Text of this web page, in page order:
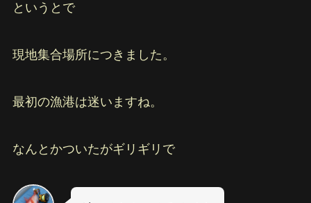
というとで
現地集合場所につきました。
最初の漁港は迷いますね。
なんとかついたがギリギリで